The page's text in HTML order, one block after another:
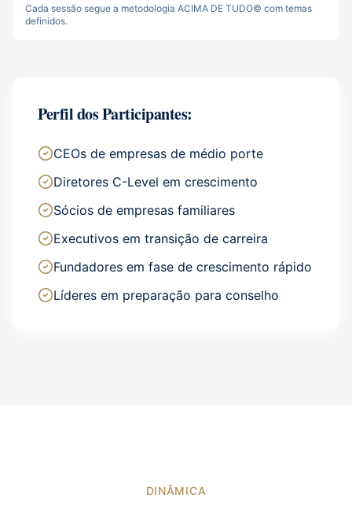
Cada sessão segue a metodologia ACIMA DE TUDO© com temas
definidos.
Perfil dos Participantes:
CEOs de empresas de médio porte
Diretores C-Level em crescimento
Sócios de empresas familiares
Executivos em transição de carreira
Fundadores em fase de crescimento rápido
Líderes em preparação para conselho
DINÂMICA